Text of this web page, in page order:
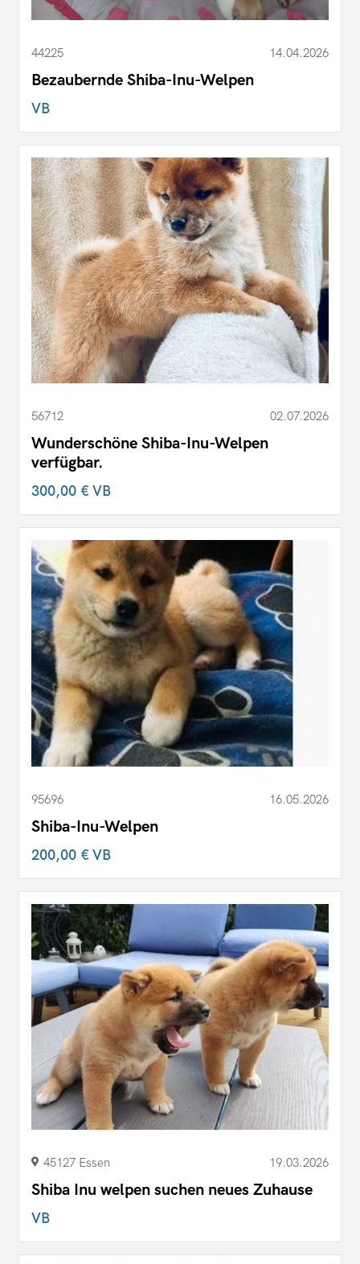
44225 14.04.2026
Bezaubernde Shiba-Inu-Welpen
VB
56712 02.07.2026
Wunderschöne Shiba-Inu-Welpen
verfügbar.
300,00 €VB
95696 16.05.2026
Shiba-Inu-Welpen
200,00 €VB
45127 Essen 19.03.2026
Shiba Inu welpen suchen neues Zuhause
VB